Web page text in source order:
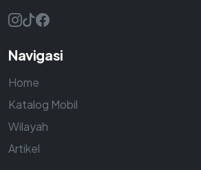
Navigasi
Home
Katalog Mobil
Wilayah
Artikel